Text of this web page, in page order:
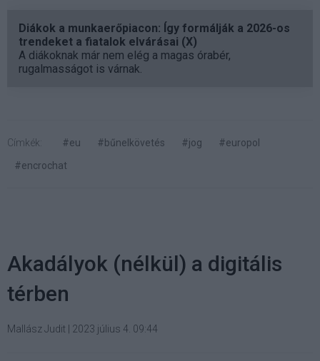
Diákok a munkaerőpiacon: Így formálják a 2026-os
trendeket a fiatalok elvárásai (X)
A diákoknak már nem elég a magas órabér,
rugalmasságot is várnak.
Címkék: #eu #bűnelkövetés #jog
#europol
#encrochat
Akadályok (nélkül) a digitális
térben
Mallász Judit 2023 július 4. 09:44